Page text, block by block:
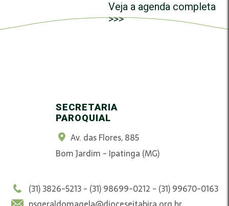
Veja a agenda completa
>>>
SECRETARIA
PAROQUIAL
Av. das Flores, 885
Bom Jardim - Ipatinga (MG)
(31) 3826-5213 - (31) 98699-0212 - (31) 99670-0163